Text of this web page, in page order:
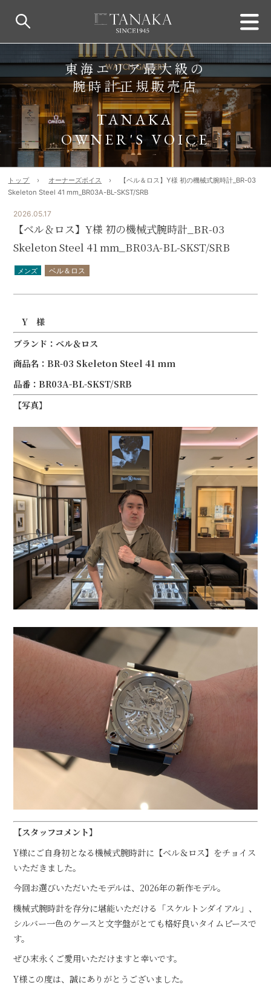
東海エリア最大級の
腕時計正規販売店
TANAKA
OWNER'S VOICE
トップ オーナーズボイス
【ベル＆ロス】Y様 初の機械式腕時計_BR-03
Skeleton Steel 41 mm_BR03A-BL-SKST/SRB
2026.05.17
【ベル＆ロス】Y様 初の機械式腕時計_BR-03
Skeleton Steel 41 mm_BR03A-BL-SKST/SRB
メンズ ベル＆ロス
Y 様
ブランド：ベル＆ロス
商品名：BR-03 Skeleton Steel 41 mm
品番：BR03A-BL-SKST/SRB
【写真】
【スタッフコメント】
Y様にご自身初となる機械式腕時計に【ベル＆ロス】をチョイス
いただきました。
今回お選びいただいたモデルは、2026年の新作モデル。
機械式腕時計を存分に堪能いただける「スケルトンダイアル」、
シルバー一色のケースと文字盤がとても格好良いタイムピースで
す。
ぜひ末永くご愛用いただけますと幸いです。
Y様この度は、誠にありがとうございました。